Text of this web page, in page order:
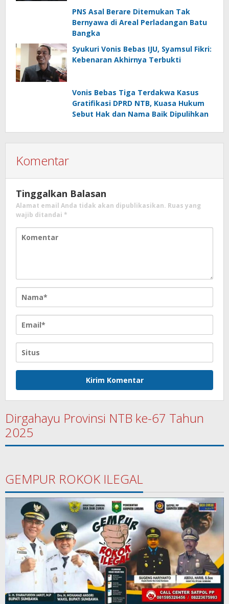
PNS Asal Berare Ditemukan Tak
Bernyawa di Areal Perladangan Batu
Bangka
Syukuri Vonis Bebas IJU, Syamsul Fikri:
Kebenaran Akhirnya Terbukti
Vonis Bebas Tiga Terdakwa Kasus
Gratifikasi DPRD NTB, Kuasa Hukum
Sebut Hak dan Nama Baik Dipulihkan
Komentar
Tinggalkan Balasan
Alamat email Anda tidak akan dipublikasikan. Ruas yang
wajib ditandai *
Dirgahayu Provinsi NTB ke-67 Tahun
2025
GEMPUR ROKOK ILEGAL